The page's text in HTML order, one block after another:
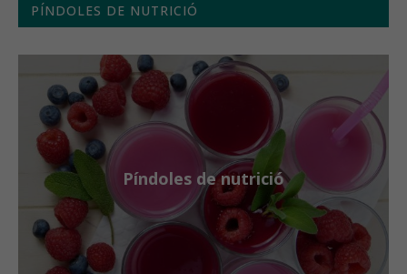
PÍNDOLES DE NUTRICIÓ
Píndoles de nutrició